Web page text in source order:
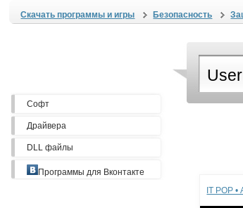
Скачать программы и игры Безопасность
Софт
Драйвера
DLL файлы
Программы для Вконтакте
IT POP